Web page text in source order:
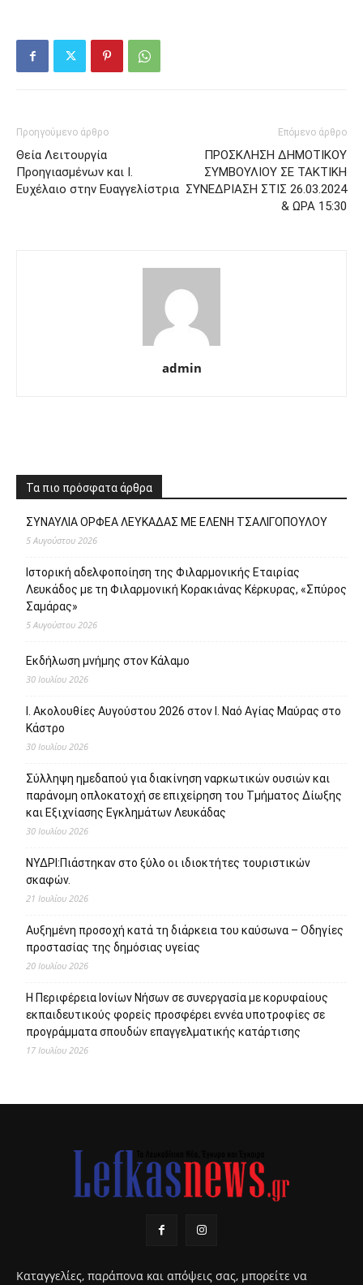
Προηγούμενο άρθρο
Θεία Λειτουργία
Προηγιασμένων και Ι.
Ευχέλαιο στην Ευαγγελίστρια
Επόμενο άρθρο
ΠΡΟΣΚΛΗΣΗ ΔΗΜΟΤΙΚΟΥ
ΣΥΜΒΟΥΛΙΟΥ ΣΕ ΤΑΚΤΙΚΗ
ΣΥΝΕΔΡΙΑΣΗ ΣΤΙΣ 26.03.2024
& ΩΡΑ 15:30
admin
Τα πιο πρόσφατα άρθρα
ΣΥΝΑΥΛΙΑ ΟΡΦΕΑ ΛΕΥΚΑΔΑΣ ΜΕ ΕΛΕΝΗ ΤΣΑΛΙΓΟΠΟΥΛΟΥ
5 Αυγούστου 2026
Ιστορική αδελφοποίηση της Φιλαρμονικής Εταιρίας
Λευκάδος με τη Φιλαρμονική Κορακιάνας Κέρκυρας, «Σπύρος
Σαμάρας»
5 Αυγούστου 2026
Εκδήλωση μνήμης στον Κάλαμο
30 Ιουλίου 2026
Ι. Ακολουθίες Αυγούστου 2026 στον Ι. Ναό Αγίας Μαύρας στο
Κάστρο
30 Ιουλίου 2026
Σύλληψη ημεδαπού για διακίνηση ναρκωτικών ουσιών και
παράνομη οπλοκατοχή σε επιχείρηση του Τμήματος Δίωξης
και Εξιχνίασης Εγκλημάτων Λευκάδας
30 Ιουλίου 2026
ΝΥΔΡΙ:Πιάστηκαν στο ξύλο οι ιδιοκτήτες τουριστικών
σκαφών.
21 Ιουλίου 2026
Αυξημένη προσοχή κατά τη διάρκεια του καύσωνα – Οδηγίες
προστασίας της δημόσιας υγείας
20 Ιουλίου 2026
Η Περιφέρεια Ιονίων Νήσων σε συνεργασία με κορυφαίους
εκπαιδευτικούς φορείς προσφέρει εννέα υποτροφίες σε
προγράμματα σπουδών επαγγελματικής κατάρτισης
17 Ιουλίου 2026
Καταγγελίες, παράπονα και απόψεις σας, μπορείτε να